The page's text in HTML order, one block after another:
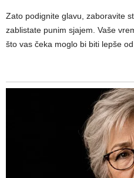
Zato podignite glavu, zaboravite
zablistate punim sjajem. Vaše
što vas čeka moglo bi biti lepše